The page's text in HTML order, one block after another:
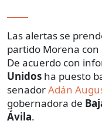
Las alertas se
partido Morena
De acuerdo con
Unidos ha puesto
senadorAdán
gobernadora de
Ávila.